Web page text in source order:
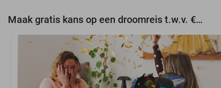
Maak gratis kans op een droomreis t.w.v. €3.000!